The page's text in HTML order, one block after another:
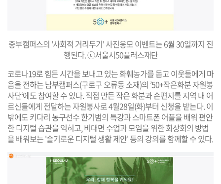
중부캠퍼스의 '사회적 거리두기' 사진응모 이벤트는 6월 30일까지 진
행된다. ⓒ서울시50플러스재단
코로나19로 힘든 시간을 보내고 있는 화훼농가를 돕고 이웃들에게 마
음을 전하는 남부캠퍼스(구로구 오류동 소재)의 ’50+작은화분 자원봉
사단‘에도 참여할 수 있다. 직접 만든 작은 화분과 손편지를 지역 내 어
르신들에게 전달하는 자원봉사로 4월28일(화)부터 신청을 받는다. 이
밖에도 키다리 농구선수 한기범의 특강과 스마트폰 어플을 배워 편안
한 디지털 습관을 익히고, 비대면 수업과 모임을 위한 화상회의 방법
을 배워보는 '슬기로운 디지털 생활 제안' 등의 강의를 함께할 수 있다.